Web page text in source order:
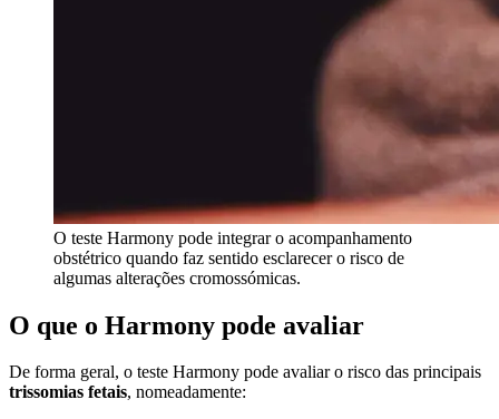
O teste Harmony pode integrar o acompanhamento
obstétrico quando faz sentido esclarecer o risco de
algumas alterações cromossómicas.
O que o Harmony pode avaliar
De forma geral, o teste Harmony pode avaliar o risco das principais
trissomias fetais, nomeadamente: